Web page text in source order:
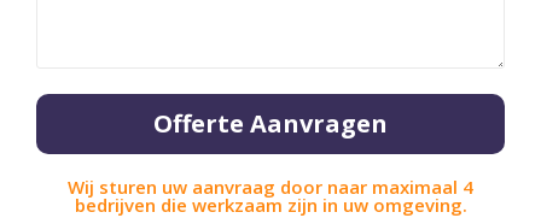
Offerte Aanvragen
Wij sturen uw aanvraag door naar maximaal 4
bedrijven die werkzaam zijn in uw omgeving.